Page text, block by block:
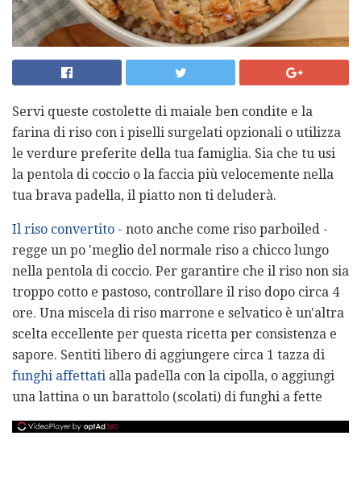
Servi queste costolette di maiale ben condite e la
farina di riso con i piselli surgelati opzionali o utilizza
le verdure preferite della tua famiglia. Sia che tu usi
la pentola di coccio o la faccia più velocemente nella
tua brava padella, il piatto non ti deluderà.
Il riso convertito - noto anche come riso parboiled -
regge un po 'meglio del normale riso a chicco lungo
nella pentola di coccio. Per garantire che il riso non sia
troppo cotto e pastoso, controllare il riso dopo circa 4
ore. Una miscela di riso marrone e selvatico è un'altra
scelta eccellente per questa ricetta per consistenza e
sapore. Sentiti libero di aggiungere circa 1 tazza di
funghi affettati alla padella con la cipolla, o aggiungi
una lattina o un barattolo (scolati) di funghi a fette